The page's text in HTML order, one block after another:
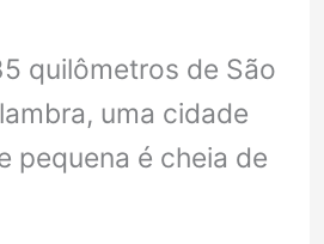
quilômetros de São
uma cidade
pequena é cheia de